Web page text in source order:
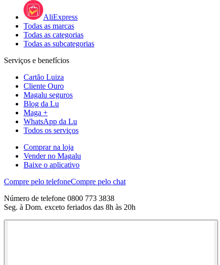
AliExpress
Todas as marcas
Todas as categorias
Todas as subcategorias
Serviços e benefícios
Cartão Luiza
Cliente Ouro
Magalu seguros
Blog da Lu
Maga +
WhatsApp da Lu
Todos os serviços
Comprar na loja
Vender no Magalu
Baixe o aplicativo
Compre pelo telefoneCompre pelo chat
Número de telefone 0800 773 3838
Seg. à Dom. exceto feriados das 8h às 20h